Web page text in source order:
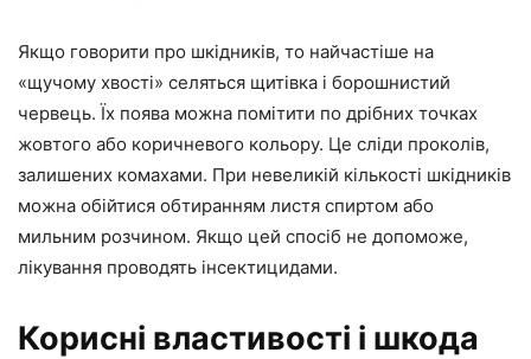
Якщо говорити про шкідників, то найчастіше на
«щучому хвості» селяться щитівка і борошнистий
червець. Їх поява можна помітити по дрібних точках
жовтого або коричневого кольору. Це сліди проколів,
залишених комахами. При невеликій кількості шкідників
можна обійтися обтиранням листя спиртом або
мильним розчином. Якщо цей спосіб не допоможе,
лікування проводять інсектицидами.
Корисні властивості і шкода